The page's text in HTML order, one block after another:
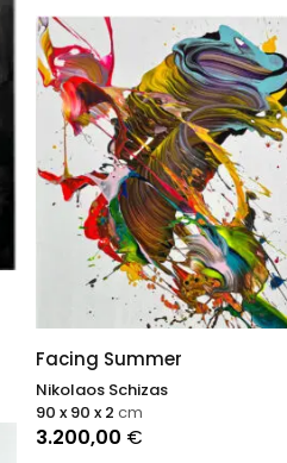
Facing Summer
Nikolaos Schizas
3.200,00 €
90 x 90 x 2 cm